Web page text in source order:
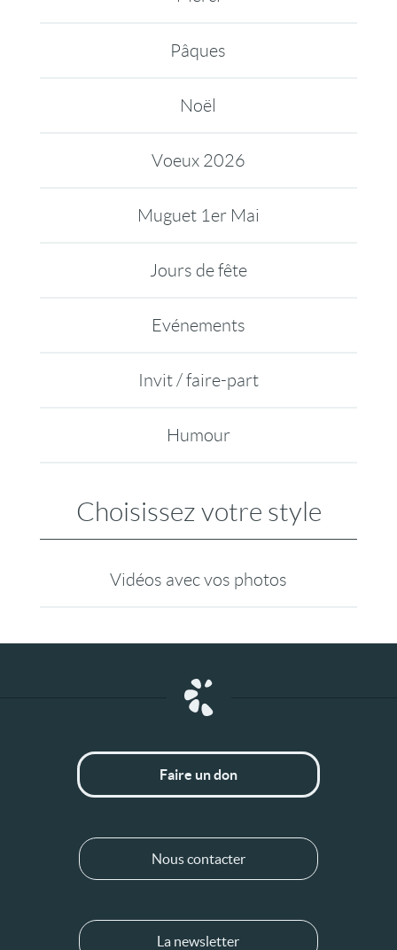
Pâques
Noël
Voeux 2026
Muguet 1er Mai
Jours de fête
Evénements
Invit / faire-part
Humour
Choisissez votre style
Vidéos avec vos photos
Faire un don
Nous contacter
La newsletter